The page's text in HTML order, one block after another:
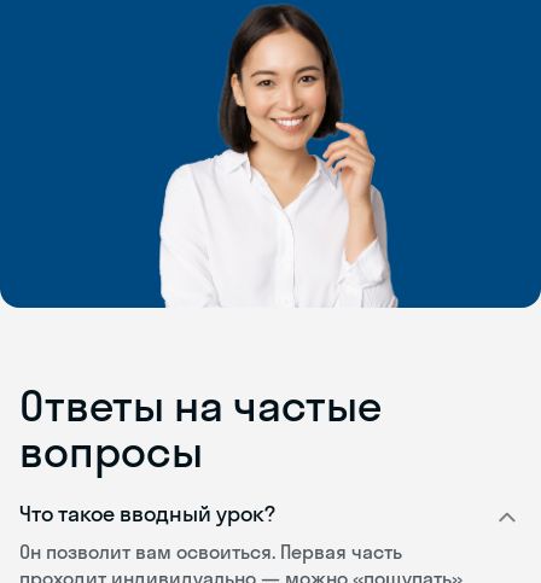
Ответы на частые
вопросы
Что такое вводный урок?
Он позволит вам освоиться. Первая часть
проходит индивидуально — можно «пощупать»